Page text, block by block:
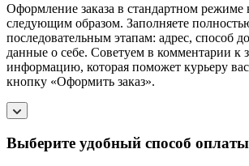
Оформление заказа в стандартном режиме
следующим образом. Заполняете
последовательным этапам: адрес, способ
данные о себе. Советуем в комментарии к
информацию, которая поможет курьеру
кнопку «Оформить заказ».
Выберите удобный способ оплаты